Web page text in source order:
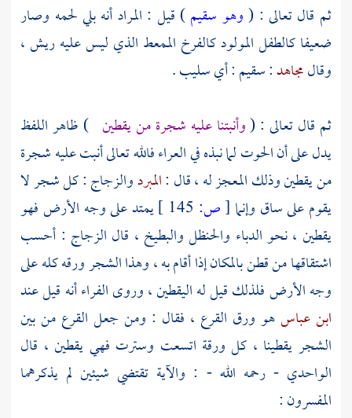
ثم قال تعالى : (وهو سقيم) قيل : المراد أنه بلي لحمه وصار
ضعيفا كالطفل المولود كالفرخ الممعط الذي ليس عليه ريش ،
وقالمجاهد: سقيم : أي سليب .
ثم قال تعالى : (وأنبتنا عليه شجرة من يقطين ) ظاهر اللفظ
يدل على أن الحوت لما نبذه في العراء فالله تعالى أنبت عليه شجرة
من يقطين وذلك المعجز له ، قال :المبردوالزجاج: كل شجر لا
يقوم على ساق وإنما [ص:
يمتد على وجه الأرض فهو
يقطين ، نحو الدباء والحنظل والبطيخ ، قال الزجاج : أحسب
اشتقاقها من قطن بالمكان إذا أقام به ، وهذا الشجر ورقه كله على
وجه الأرض فلذلك قيل له اليقطين ، وروىالفراءأنه قيل عند
ابن عباسهو ورق القرع ، فقال : ومن جعل القرع من بين
الشجر يقطينا ، كل ورقة اتسعت وسترت فهي يقطين ، قال
الواحدي- رحمه الله - : والآية تقتضي شيئين لم يذكرهما
المفسرون :